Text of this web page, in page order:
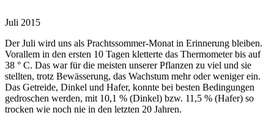
Juli 2015
Der Juli wird uns als Prachtssommer-Monat in Erinnerung bleiben.
Vorallem in den ersten 10 Tagen kletterte das Thermometer bis auf
38 ° C. Das war für die meisten unserer Pflanzen zu viel und sie
stellten, trotz Bewässerung, das Wachstum mehr oder weniger ein.
Das Getreide, Dinkel und Hafer, konnte bei besten Bedingungen
gedroschen werden, mit 10,1 % (Dinkel) bzw. 11,5 % (Hafer) so
trocken wie noch nie in den letzten 20 Jahren.